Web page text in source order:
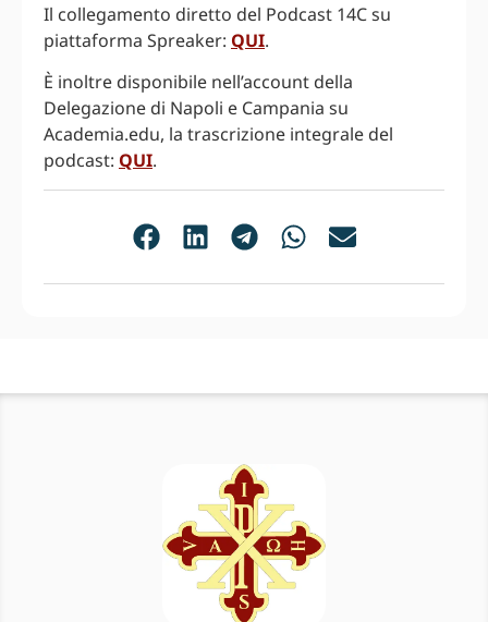
Il collegamento diretto del Podcast 14C su
piattaforma Spreaker: QUI.
È inoltre disponibile nell’account della
Delegazione di Napoli e Campania su
Academia.edu, la trascrizione integrale del
podcast: QUI.